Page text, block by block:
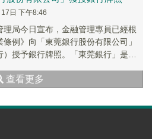
日 下午8:46
理局今日宣布，金融管理專員已經根
條例》向「東莞銀行股份有限公司」
）授予銀行牌照。「東莞銀行」是一
3月17日）生效。
查看更多